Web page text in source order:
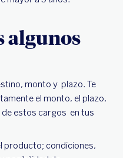
algunos
monto y plazo. Te
el monto, el plazo,
estos cargos en tus
producto; condiciones,